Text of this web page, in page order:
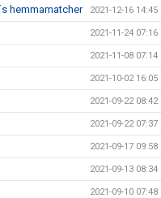
hemmamatcher 2021-12-16 14:45
2021-11-24 07:16
2021-11-08 07:14
2021-10-02 16:05
2021-09-22 08:42
2021-09-22 07:37
2021-09-17 09:58
2021-09-13 08:34
2021-09-10 07:48